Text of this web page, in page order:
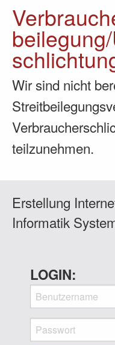
Wir sind nicht
teilzunehmen.
Erstellung
Informatik
LOGIN: